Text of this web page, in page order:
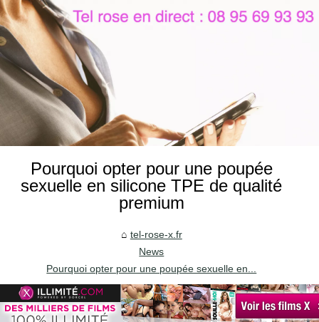
Pourquoi opter pour une poupée
sexuelle en silicone TPE de qualité
premium
tel-rose-x.fr
News
Pourquoi opter pour une poupée sexuelle en...